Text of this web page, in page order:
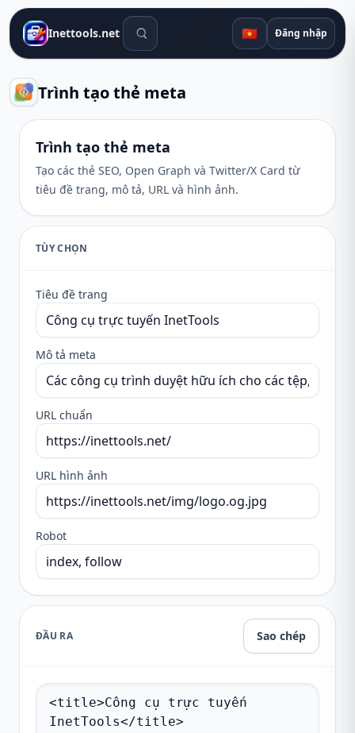
Inettools.net Công cụ tìm kiếm 🇻🇳 Đăng nhập
Trình tạo thẻ meta
Trình tạo thẻ meta
Tạo các thẻ SEO, Open Graph và Twitter/X Card từ
tiêu đề trang, mô tả, URL và hình ảnh.
TÙY CHỌN
Tiêu đề trang
Mô tả meta
URL chuẩn
URL hình ảnh
Robot
ĐẦU RA Sao chép